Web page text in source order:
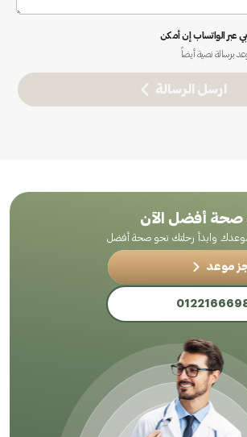
عبر الواتساب إن أمكن
برسالة نصية أيضاً
ارسل الرسالة
صحة أفضل الآن
موعدك وابدأ رحلتك نحو صحة أفضل
موعد